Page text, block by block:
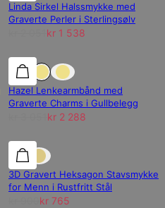
Linda Sirkel Halssmykke med
Graverte Perler i Sterlingsølv
kr 1 538
25% rabatt
25% rabatt
Hazel Lenkearmbånd med
Graverte Charms i Gullbelegg
kr 2 288
15% rabatt
15% rabatt
3D Gravert Heksagon Stavsmykke
for Menn i Rustfritt Stål
kr 765